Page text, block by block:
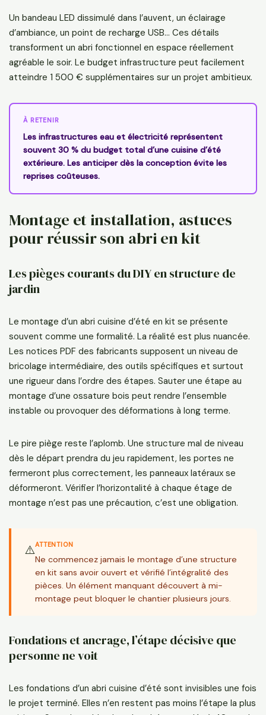
Un bandeau LED dissimulé dans l’auvent, un éclairage
d’ambiance, un point de recharge USB… Ces détails
transforment un abri fonctionnel en espace réellement
agréable le soir. Le budget infrastructure peut facilement
atteindre 1 500 € supplémentaires sur un projet ambitieux.
À RETENIR
Les infrastructures eau et électricité représentent
souvent 30 % du budget total d’une cuisine d’été
extérieure. Les anticiper dès la conception évite les
reprises coûteuses.
Montage et installation, astuces
pour réussir son abri en kit
Les pièges courants du DIY en structure de
jardin
Le montage d’un abri cuisine d’été en kit se présente
souvent comme une formalité. La réalité est plus nuancée.
Les notices PDF des fabricants supposent un niveau de
bricolage intermédiaire, des outils spécifiques et surtout
une rigueur dans l’ordre des étapes. Sauter une étape au
montage d’une ossature bois peut rendre l’ensemble
instable ou provoquer des déformations à long terme.
Le pire piège reste l’aplomb. Une structure mal de niveau
dès le départ prendra du jeu rapidement, les portes ne
fermeront plus correctement, les panneaux latéraux se
déformeront. Vérifier l’horizontalité à chaque étage de
montage n’est pas une précaution, c’est une obligation.
⚠️ATTENTION
Ne commencez jamais le montage d’une structure
en kit sans avoir ouvert et vérifié l’intégralité des
pièces. Un élément manquant découvert à mi-
montage peut bloquer le chantier plusieurs jours.
Fondations et ancrage, l’étape décisive que
personne ne voit
Les fondations d’un abri cuisine d’été sont invisibles une fois
le projet terminé. Elles n’en restent pas moins l’étape la plus